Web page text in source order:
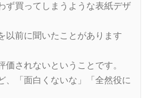
ず買ってしまうような表紙デザ
以前に聞いたことがあります
されないということです。
、「面白くないな」「全然役に